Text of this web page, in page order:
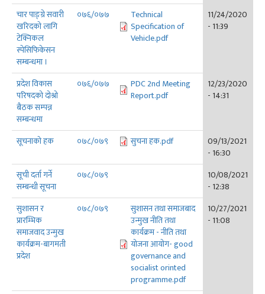
चार पाङ्ग्रे सवारी
खरिदको लागि
टेक्निकल
स्पेसिफिकेसन
सम्बन्धमा ।
०७६/०७७
Technical
Specification of
Vehicle.pdf
11/24/2020
- 11:39
प्रदेश विकास
परिषदको दोश्रो
बैठक सम्पन्न
सम्बन्धमा
०७६/०७७
PDC 2nd Meeting
Report.pdf
12/23/2020
- 14:31
सूचनाको हक ०७८/०७९ सुचना हक.pdf
09/13/2021
- 16:30
सूची दर्ता गर्ने
सम्बन्धी सूचना
०७८/०७९
10/08/2021
- 12:38
सुशासन र
प्रारम्भिक
समाजवाद उन्मुख
कार्यक्रम-बागमती
प्रदेश
०७८/०७९
सुशासन तथा समाजबाद
उन्मुख नीति तथा
कार्यक्रम - नीति तथा
योजना आयोग- good
governance and
socialist orinted
programme.pdf
10/27/2021
- 11:08